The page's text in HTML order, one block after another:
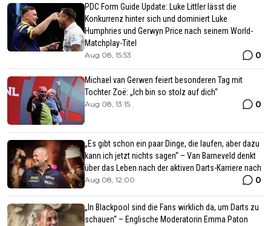
PDC Form Guide Update: Luke Littler lässt die
Konkurrenz hinter sich und dominiert Luke
Humphries und Gerwyn Price nach seinem World-
Matchplay-Titel
Aug 08, 15:53 0
Michael van Gerwen feiert besonderen Tag mit
Tochter Zoë: „Ich bin so stolz auf dich“
Aug 08, 13:15 0
„Es gibt schon ein paar Dinge, die laufen, aber dazu
kann ich jetzt nichts sagen“ – Van Barneveld denkt
über das Leben nach der aktiven Darts-Karriere nach
Aug 08, 12:00 0
„In Blackpool sind die Fans wirklich da, um Darts zu
schauen“ – Englische Moderatorin Emma Paton